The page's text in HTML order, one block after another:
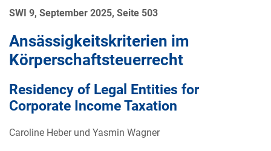
SWI 9, September 2025, Seite 503
Ansässigkeitskriterien im
Körperschaftsteuerrecht
Residency of Legal Entities for
Corporate Income Taxation
Caroline Heber und Yasmin Wagner